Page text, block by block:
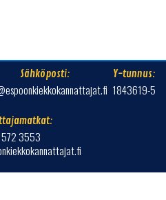
Sähköposti: Y-tunnus:
1843619-5
3553